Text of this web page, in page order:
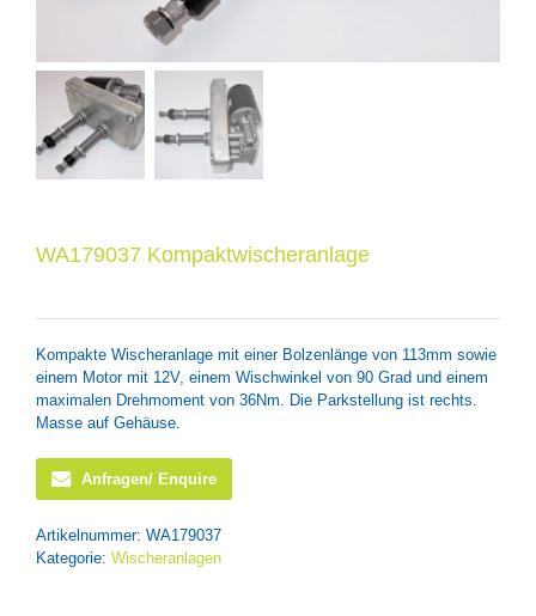
WA179037 Kompaktwischeranlage
Kompakte Wischeranlage mit einer Bolzenlänge von 113mm sowie
einem Motor mit 12V, einem Wischwinkel von 90 Grad und einem
maximalen Drehmoment von 36Nm. Die Parkstellung ist rechts.
Masse auf Gehäuse.
Anfragen/ Enquire
Artikelnummer: WA179037
Kategorie: Wischeranlagen